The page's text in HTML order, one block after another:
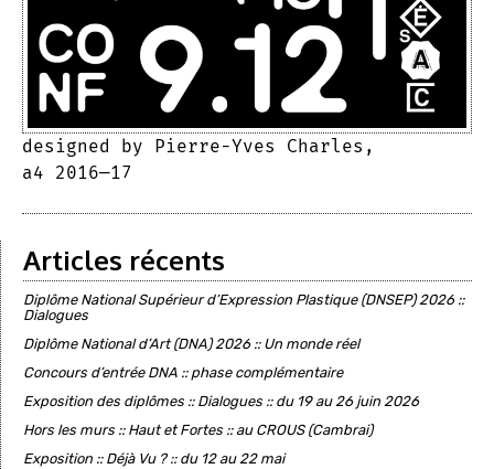
designed by Pierre-Yves Charles,
a4 2016—17
Articles récents
Diplôme National Supérieur d’Expression Plastique (DNSEP) 2026 ::
Dialogues
Diplôme National d’Art (DNA) 2026 :: Un monde réel
Concours d’entrée DNA :: phase complémentaire
Exposition des diplômes :: Dialogues :: du 19 au 26 juin 2026
Hors les murs :: Haut et Fortes :: au CROUS (Cambrai)
Exposition :: Déjà Vu ? :: du 12 au 22 mai